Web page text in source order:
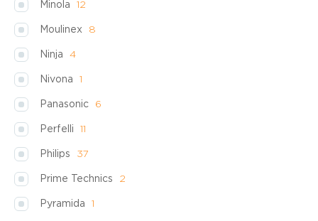
Minola 12
Moulinex 8
Ninja 4
Nivona 1
Panasonic 6
Perfelli 11
Philips 37
Prime Technics 2
Pyramida 1